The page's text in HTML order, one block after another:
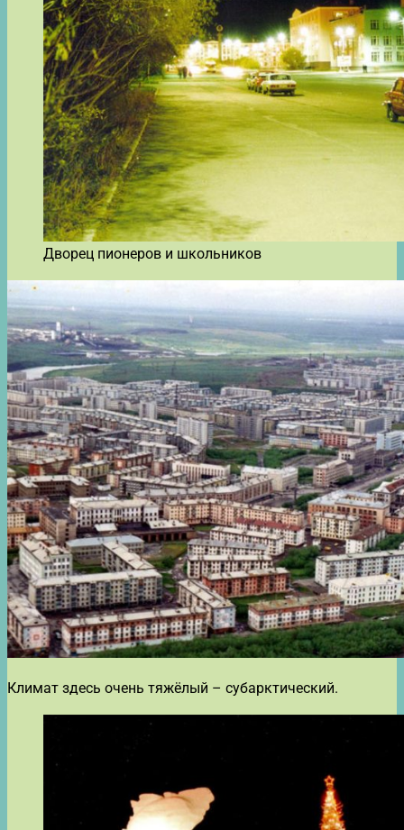
Дворец пионеров и школьников
Климат здесь очень тяжёлый – субарктический.